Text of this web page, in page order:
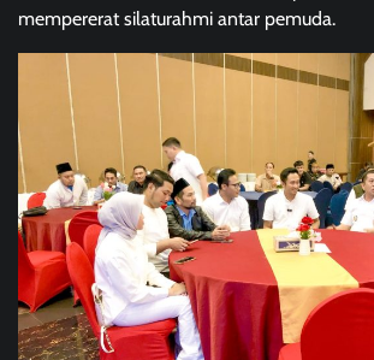
mempererat silaturahmi antar pemuda.